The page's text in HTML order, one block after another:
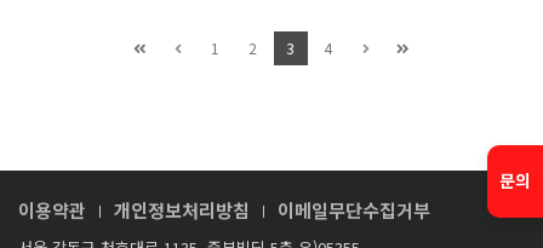
문의
1 2 3 4
이용약관 개인정보처리방침 이메일무단수집거부